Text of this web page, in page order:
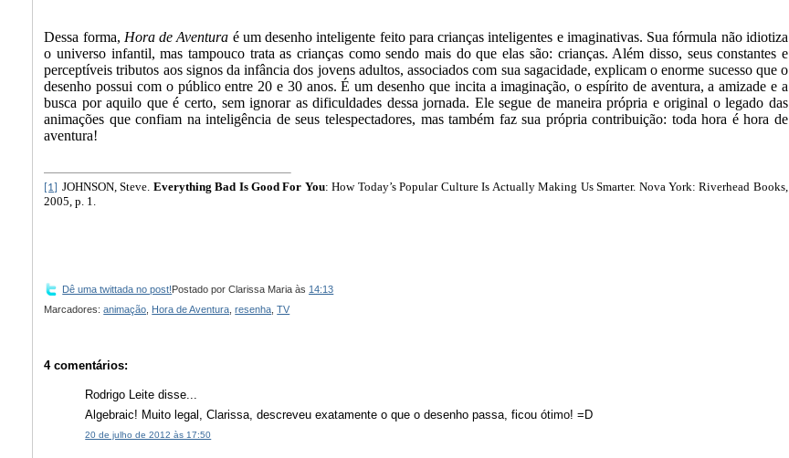
Dessa forma, Hora de Aventura é um desenho inteligente feito para crianças inteligentes e imaginativas. Sua fórmula não idiotiza
o universo infantil, mas tampouco trata as crianças como sendo mais do que elas são: crianças. Além disso, seus constantes e
perceptíveis tributos aos signos da infância dos jovens adultos, associados com sua sagacidade, explicam o enorme sucesso que o
desenho possui com o público entre 20 e 30 anos. É um desenho que incita a imaginação, o espírito de aventura, a amizade e a
busca por aquilo que é certo, sem ignorar as dificuldades dessa jornada. Ele segue de maneira própria e original o legado das
animações que confiam na inteligência de seus telespectadores, mas também faz sua própria contribuição: toda hora é hora de
aventura!
[1] JOHNSON, Steve. Everything Bad Is Good For You: How Today’s Popular Culture Is Actually Making Us Smarter. Nova York: Riverhead Books,
2005, p. 1.
Dê uma twittada no post!Postado porClarissa Maria às 14:13
Marcadores:animação Hora de Aventura ,resenha ,TV
4 comentários:
Rodrigo Leite disse...
Algebraic! Muito legal, Clarissa, descreveu exatamente o que o desenho passa, ficou ótimo! =D
20 de julho de 2012 às 17:50